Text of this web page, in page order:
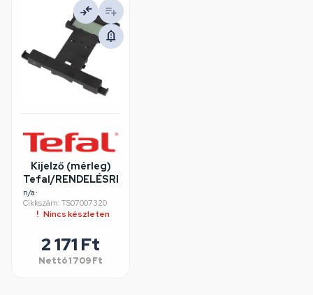
Kijelző (mérleg)
Tefal/RENDELÉSRE
n/a•
Cikkszám: TS07007320
Nincs készleten
2 171 Ft
Nettó1 709 Ft